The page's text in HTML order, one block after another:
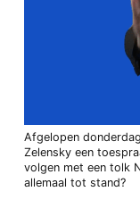
Afgelopen
Zelensky een
volgen met een tolk
allemaal tot stand?